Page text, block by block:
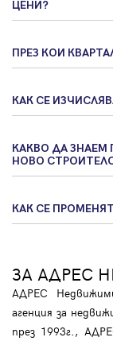
ЦЕНИ?
ПРЕЗ КОИ
КАК СЕ
КАКВО ДА ЗНАЕМ
НОВО
КАК СЕ
ЗА АДРЕС
АДРЕС
агенция за
през 1993г.,